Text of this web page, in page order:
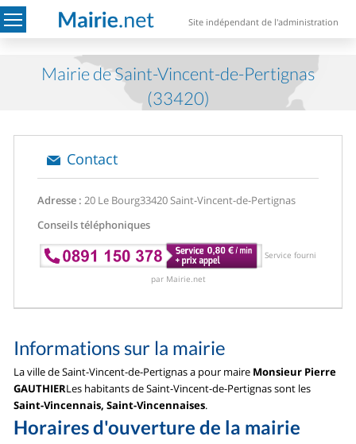
Site indépendant de l'administration
Mairie de Saint-Vincent-de-Pertignas
(33420)
Contact
Adresse : 20 Le Bourg33420 Saint-Vincent-de-Pertignas
Conseils téléphoniques
Service fourni
par Mairie.net
Informations sur la mairie
La ville de Saint-Vincent-de-Pertignas a pour maire Monsieur Pierre
GAUTHIERLes habitants de Saint-Vincent-de-Pertignas sont les
Saint-Vincennais, Saint-Vincennaises.
Horaires d'ouverture de la mairie